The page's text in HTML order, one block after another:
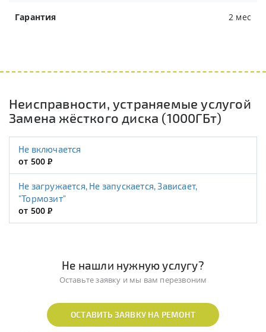
Гарантия 2 мес
Неисправности, устраняемые услугой
Замена жёсткого диска (1000ГБт)
Не включается
от 500Р
Не загружается, Не запускается, Зависает,
"Тормозит"
от 500Р
Не нашли нужную услугу?
Оставьте заявку и мы вам перезвоним
ОСТАВИТЬ ЗАЯВКУ НА РЕМОНТ